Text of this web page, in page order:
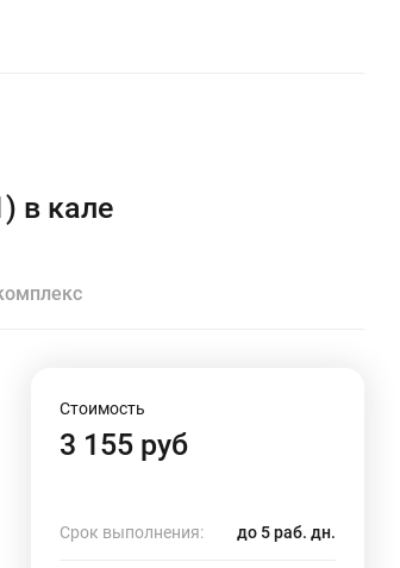
в кале
Стоимость
3 155 руб
Срок выполнения: до 5 раб. дн.